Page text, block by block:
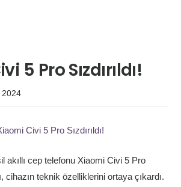
5 Pro Sızdırıldı!
2024
Civi 5 Pro Sızdırıldı!
akıllı cep telefonu Xiaomi Civi 5 Pro
cihazın teknik özelliklerini ortaya çıkardı.